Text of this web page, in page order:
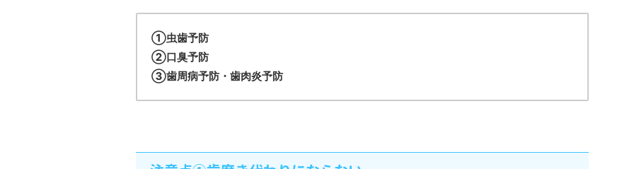
①虫歯予防
②口臭予防
③歯周病予防・歯肉炎予防